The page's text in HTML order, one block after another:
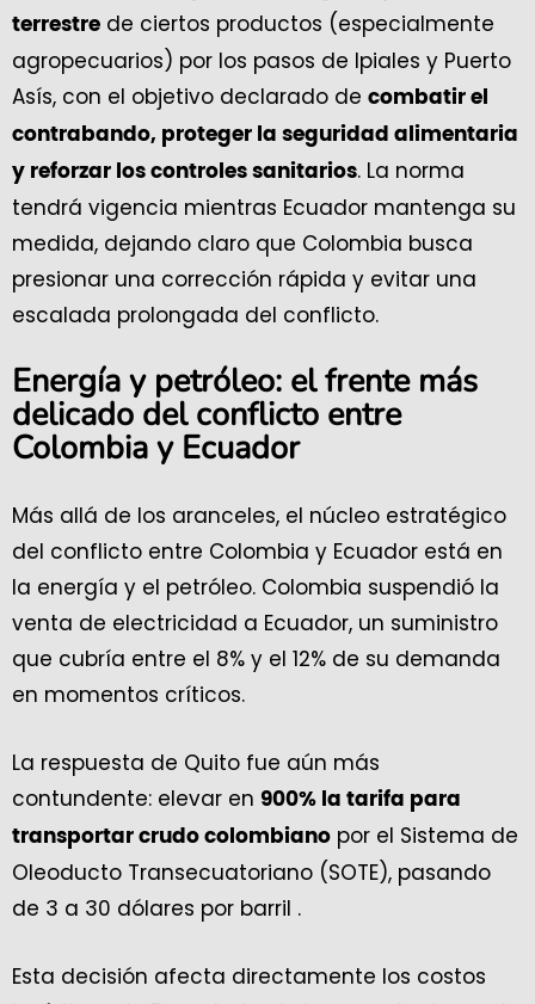
terrestre de ciertos productos (especialmente
agropecuarios) por los pasos de Ipiales y Puerto
Asís, con el objetivo declarado de combatir el
contrabando, proteger la seguridad alimentaria
y reforzar los controles sanitarios. La norma
tendrá vigencia mientras Ecuador mantenga su
medida, dejando claro que Colombia busca
presionar una corrección rápida y evitar una
escalada prolongada del conflicto.
Energía y petróleo: el frente más
delicado del conflicto entre
Colombia y Ecuador
Más allá de los aranceles, el núcleo estratégico
del conflicto entre Colombia y Ecuador está en
la energía y el petróleo. Colombia suspendió la
venta de electricidad a Ecuador, un suministro
que cubría entre el 8% y el 12% de su demanda
en momentos críticos.
La respuesta de Quito fue aún más
contundente: elevar en 900% la tarifa para
transportar crudo colombiano por el Sistema de
Oleoducto Transecuatoriano (SOTE), pasando
de 3 a 30 dólares por barril .
Esta decisión afecta directamente los costos